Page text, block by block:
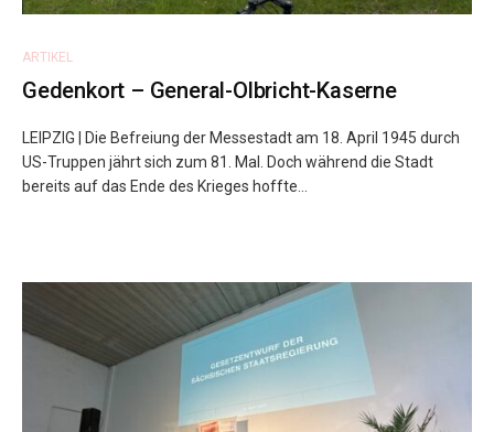
ARTIKEL
Gedenkort – General-Olbricht-Kaserne
LEIPZIG | Die Befreiung der Messestadt am 18. April 1945 durch
US-Truppen jährt sich zum 81. Mal. Doch während die Stadt
bereits auf das Ende des Krieges hoffte...